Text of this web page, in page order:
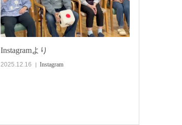
Instagramより
2025.12.16 Instagram